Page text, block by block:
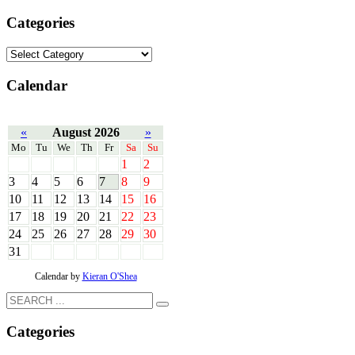
Categories
Calendar
« August 2026 »
Mo Tu We Th Fr Sa Su
1
2
3
4 5 6 7 8
9
10
11 12 13 14 15
16
17
18 19 20 21 22
23
24
25 26 27 28 29
30
31
Calendar by Kieran O'Shea
Categories